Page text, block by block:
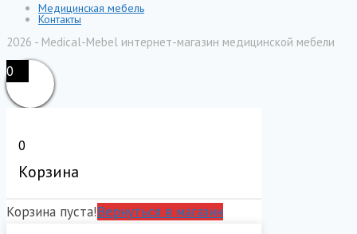
Медицинская мебель
Контакты
2026 - Medical-Mebel интернет-магазин медицинской мебели
0
0
Корзина
Корзина пуста!Вернуться в магазин